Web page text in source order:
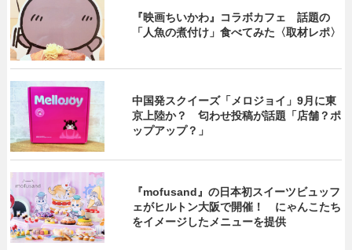
『映画ちいかわ』コラボカフェ 話題の
「人魚の煮付け」食べてみた〈取材レポ〉
中国発スクイーズ「メロジョイ」9月に東
京上陸か？ 匂わせ投稿が話題「店舗？ポ
ップアップ？」
『mofusand』の日本初スイーツビュッフ
ェがヒルトン大阪で開催！ にゃんこたち
をイメージしたメニューを提供